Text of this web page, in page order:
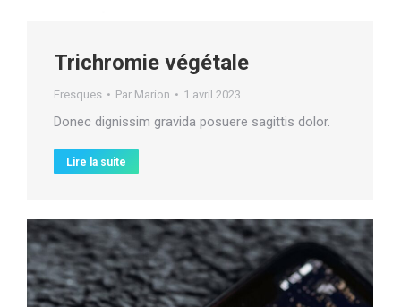
Trichromie végétale
Fresques Par Marion 1 avril 2023
Donec dignissim gravida posuere sagittis dolor.
Lire la suite